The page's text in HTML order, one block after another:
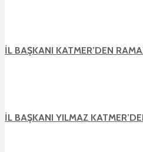
İL BAŞKANI KATMER’DEN
İL BAŞKANI YILMAZ